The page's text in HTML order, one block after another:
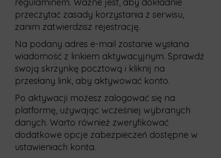
przeczytać zasady korzystania z serwisu,
zanim zatwierdzisz rejestrację.
Na podany adres e-mail zostanie wysłana
wiadomość z linkiem aktywacyjnym. Sprawdź
swoją skrzynkę pocztową i kliknij na
przesłany link, aby aktywować konto.
Po aktywacji możesz zalogować się na
platformę, używając wcześniej wybranych
danych. Warto również zweryfikować
dodatkowe opcje zabezpieczeń dostępne w
ustawieniach konta.